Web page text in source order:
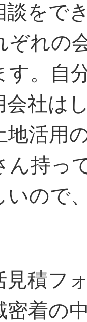
談をで
ぞれの
す。自
会社は
地活用
ん持っ
いので
見積フ
密着の